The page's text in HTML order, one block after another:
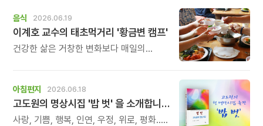
공동체입니다.
음식 2026.06.19
이계호 교수의 태초먹거리 '황금변 캠프'
건강한 삶은 거창한 변화보다 매일의
생활은 작은 습관에서 시작됩니다.
유퀴즈에서 많은 관심을 받은 이계호
교수와 함께하는 태초먹거리 황금변 캠프
아침편지 2026.06.18
고도원의 명상시집 '밥 벗' 을 소개합니다
사랑, 기쁨, 행복, 인연, 우정, 위로, 평화...